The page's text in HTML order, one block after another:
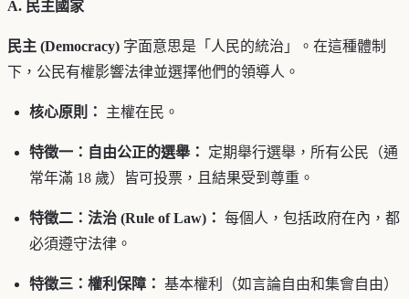
A. 民主國家
民主 (Democracy) 字面意思是「人民的統治」。在這種體制
下，公民有權影響法律並選擇他們的領導人。
核心原則： 主權在民。
特徵一：自由公正的選舉：
定期舉行選舉，所有公民（通
常年滿 18 歲）皆可投票，且結果受到尊重。
特徵二：法治 (Rule of Law)： 每個人，包括政府在內，都
必須遵守法律。
特徵三：權利保障： 基本權利（如言論自由和集會自由）